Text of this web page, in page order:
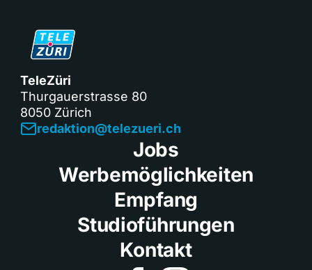
TeleZüri
Thurgauerstrasse 80
8050 Zürich
redaktion@telezueri.ch
Jobs
Werbemöglichkeiten
Empfang
Studioführungen
Kontakt